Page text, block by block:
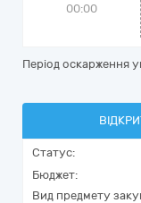
00:00
Період оскарження
Статус:
Бюджет:
Вид предмету